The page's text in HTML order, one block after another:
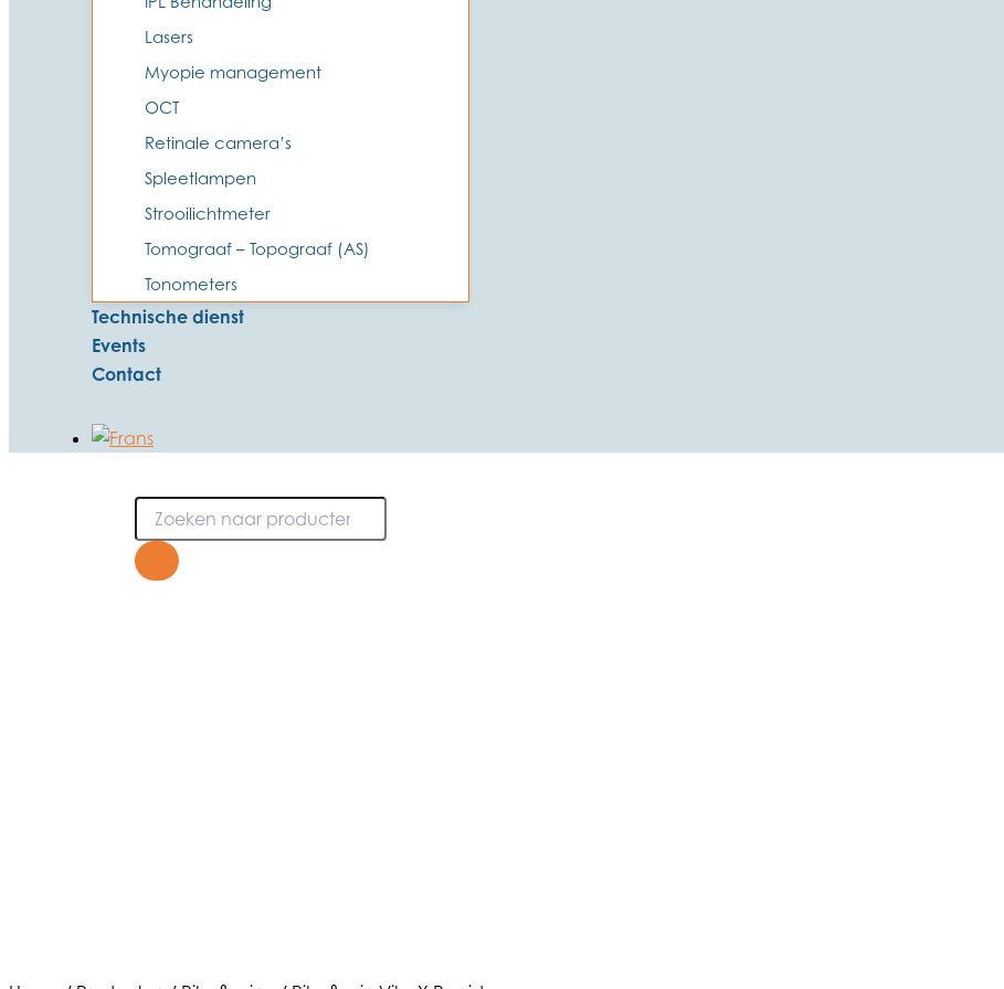
Lasers
Myopie management
OCT
Retinale camera’s
Spleetlampen
Strooilichtmeter
Tomograaf – Topograaf (AS)
Tonometers
Technische dienst
Events
Contact
Producten
zoeken